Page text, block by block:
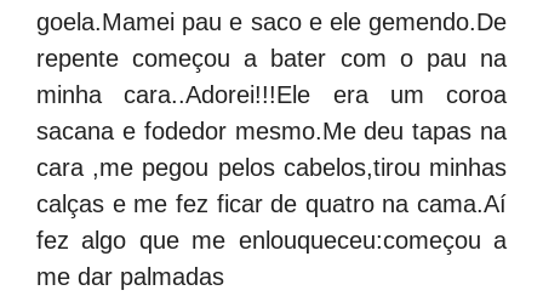
goela.Mamei pau e saco e ele gemendo.De
repente começou a bater com o pau na
minha cara..Adorei!!!Ele era um coroa
sacana e fodedor mesmo.Me deu tapas na
cara ,me pegou pelos cabelos,tirou minhas
calças e me fez ficar de quatro na cama.Aí
fez algo que me enlouqueceu:começou a
me dar palmadas